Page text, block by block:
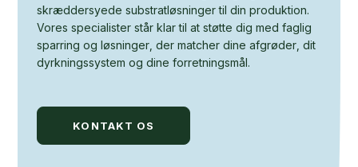
skræddersyede substratløsninger til din produktion.
Vores specialister står klar til at støtte dig med faglig
sparring og løsninger, der matcher dine afgrøder, dit
dyrkningssystem og dine forretningsmål.
KONTAKT OS